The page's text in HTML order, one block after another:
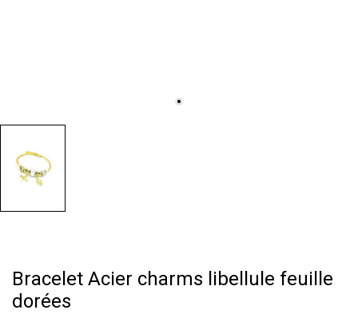
Bracelet Acier charms libellule feuille
dorées